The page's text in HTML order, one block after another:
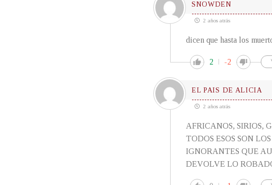
SNOWDEN
2 años atrás
dicen que hasta los
2 -2
EL PAIS DE ALICIA
2 años atrás
AFRICANOS, SIRIOS,
TODOS ESOS SON
IGNORANTES QUE
DEVOLVE LO